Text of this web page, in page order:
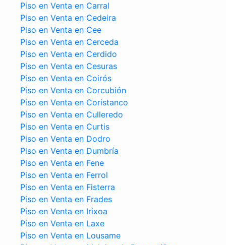
Piso en Venta en Carral
Piso en Venta en Cedeira
Piso en Venta en Cee
Piso en Venta en Cerceda
Piso en Venta en Cerdido
Piso en Venta en Cesuras
Piso en Venta en Coirós
Piso en Venta en Corcubión
Piso en Venta en Coristanco
Piso en Venta en Culleredo
Piso en Venta en Curtis
Piso en Venta en Dodro
Piso en Venta en Dumbría
Piso en Venta en Fene
Piso en Venta en Ferrol
Piso en Venta en Fisterra
Piso en Venta en Frades
Piso en Venta en Irixoa
Piso en Venta en Laxe
Piso en Venta en Lousame